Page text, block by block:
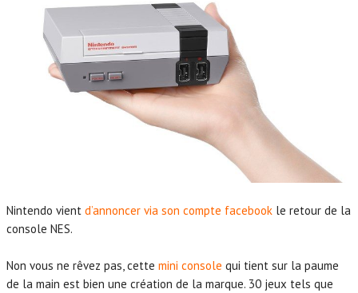
Nintendo vient d’annoncer via son compte facebook le retour de la
console NES.
Non vous ne rêvez pas, cette mini console qui tient sur la paume
de la main est bien une création de la marque. 30 jeux tels que